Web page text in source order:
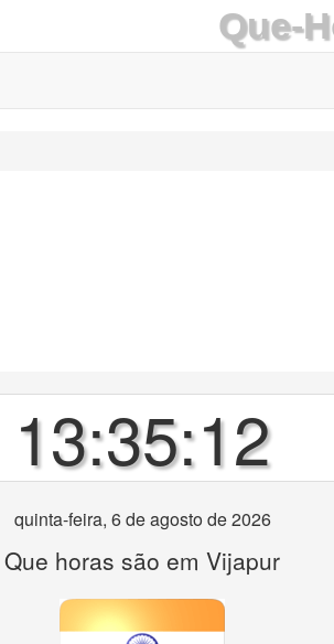
Que-
13:35:12
quinta-feira, 6 de agosto de 2026
Que horas são em Vijapur